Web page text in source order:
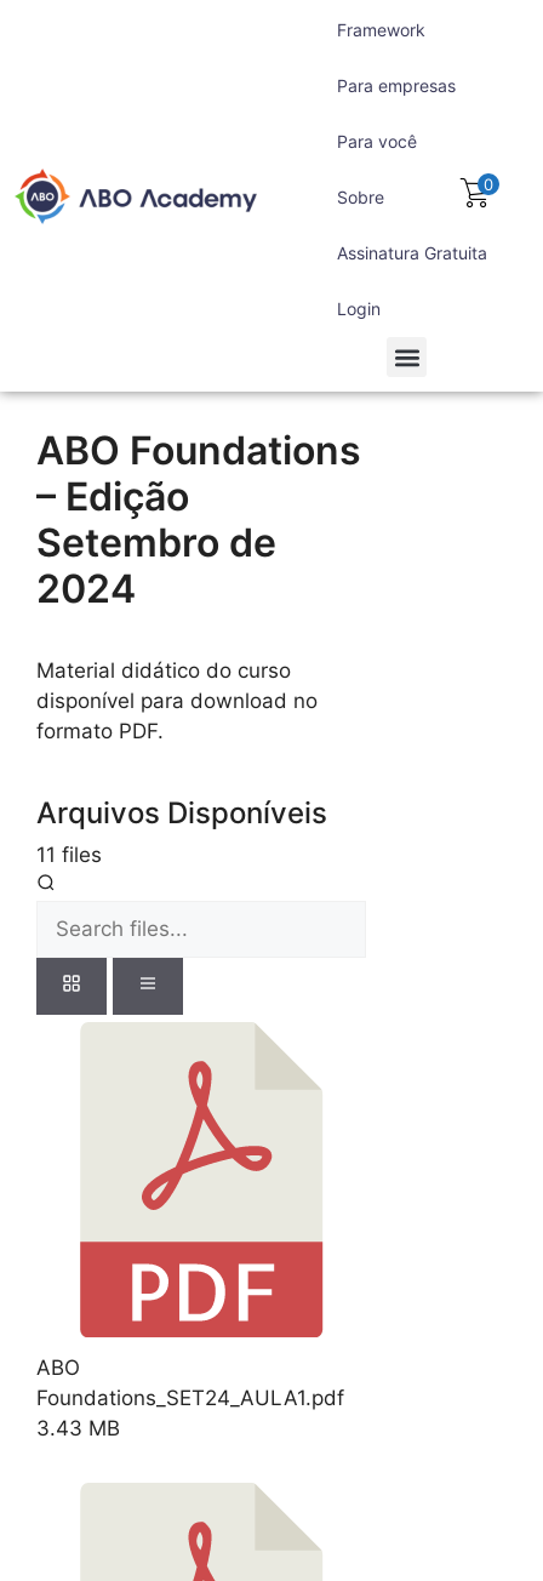
Framework
Para empresas
Para você
Sobre
Assinatura Gratuita
Login
0
ABO Foundations
– Edição
Setembro de
2024
Material didático do curso
disponível para download no
formato PDF.
Arquivos Disponíveis
11 files
ABO
Foundations_SET24_AULA1.pdf
3.43 MB